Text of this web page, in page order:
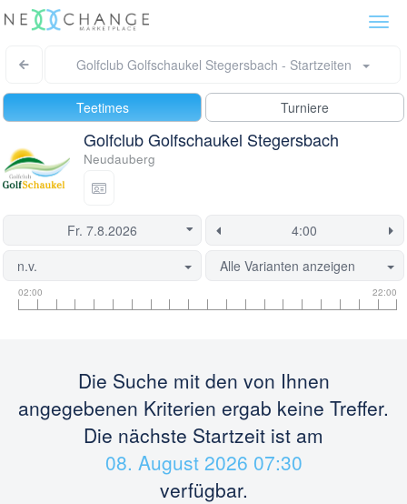
Golfclub Golfschaukel Stegersbach - Startzeiten
Teetimes Turniere
Golfclub Golfschaukel Stegersbach
Neudauberg
n.v.
Alle Varianten anzeigen
Informationen
Flight
Informationen
Diese
Startzeit
02:00 22:00
Die Suche mit den von Ihnen
angegebenen Kriterien ergab keine Treffer.
Die nächste Startzeit ist am
08. August 2026 07:30
verfügbar.